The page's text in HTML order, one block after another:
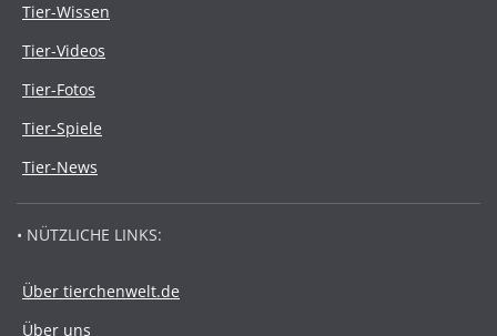
Tier-Wissen
Tier-Videos
Tier-Fotos
Tier-Spiele
Tier-News
• NÜTZLICHE LINKS:
Über tierchenwelt.de
Über uns